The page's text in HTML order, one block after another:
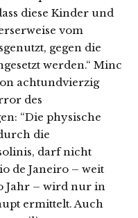
diese Kinder und
vom
gegen die
werden.“ Minc
achtundvierzig
des
“Die physische
die
darf nicht
de Janeiro – weit
Jahr – wird nur in
ermittelt. Auch